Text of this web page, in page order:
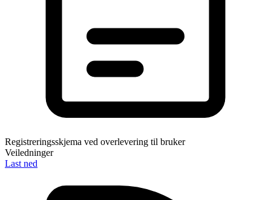
Registreringsskjema ved overlevering til bruker
Veiledninger
Last ned